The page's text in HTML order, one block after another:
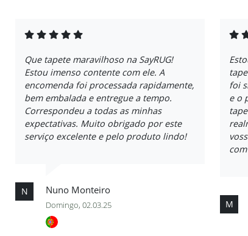
Que tapete maravilhoso na SayRUG!
Estou imenso contente com ele. A
encomenda foi processada rapidamente,
bem embalada e entregue a tempo.
Correspondeu a todas as minhas
expectativas. Muito obrigado por este
serviço excelente e pelo produto lindo!
N Nuno Monteiro
Domingo, 02.03.25
foi
e o
M